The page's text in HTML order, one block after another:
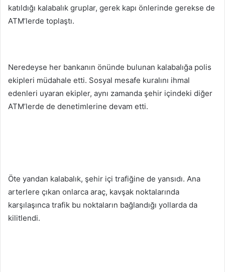
katıldığı kalabalık gruplar, gerek kapı önlerinde gerekse de
ATM’lerde toplaştı.
Neredeyse her bankanın önünde bulunan kalabalığa polis
ekipleri müdahale etti. Sosyal mesafe kuralını ihmal
edenleri uyaran ekipler, aynı zamanda şehir içindeki diğer
ATM’lerde de denetimlerine devam etti.
Öte yandan kalabalık, şehir içi trafiğine de yansıdı. Ana
arterlere çıkan onlarca araç, kavşak noktalarında
karşılaşınca trafik bu noktaların bağlandığı yollarda da
kilitlendi.